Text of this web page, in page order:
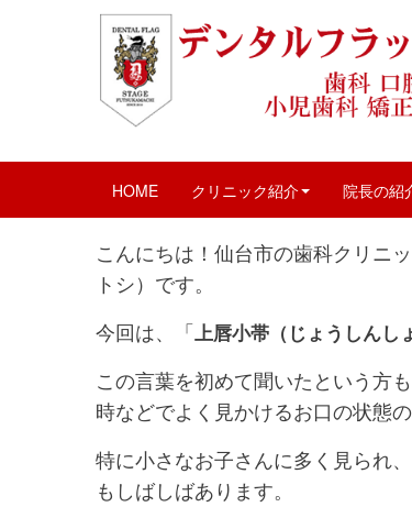
HOME クリニック紹介 院長の紹
上唇小帯（じょうしん
July 12, 2025 12:45 pm |口腔外科 、
こんにちは！仙台市の歯科クリニ
トシ）です。
今回は、「上唇小帯（じょうしんし
この言葉を初めて聞いたという方
時などでよく見かけるお口の状態の
特に小さなお子さんに多く見られ
もしばしばあります。